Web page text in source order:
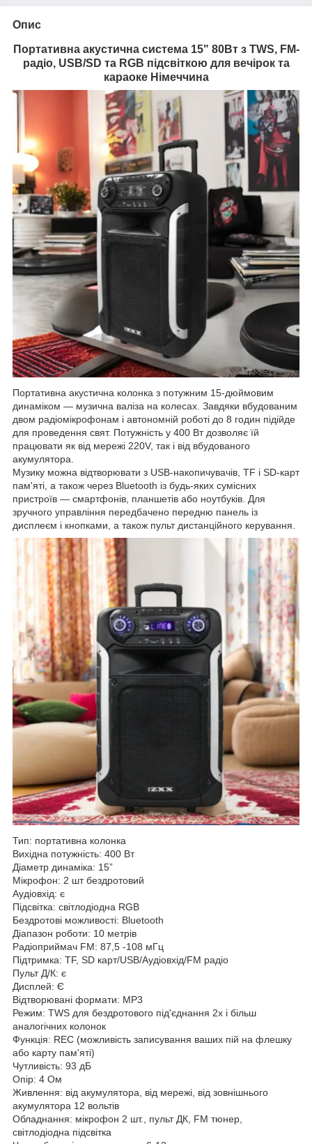
Опис
Портативна акустична система 15" 80Вт з TWS, FM-
радіо, USB/SD та RGB підсвіткою для вечірок та
караоке Німеччина
Портативна акустична колонка з потужним 15-дюймовим
динаміком — музична валіза на колесах. Завдяки вбудованим
двом радіомікрофонам і автономній роботі до 8 годин підійде
для проведення свят. Потужність у 400 Вт дозволяє їй
працювати як від мережі 220V, так і від вбудованого
акумулятора.
Музику можна відтворювати з USB-накопичувачів, TF і SD-карт
пам'яті, а також через Bluetooth із будь-яких сумісних
пристроїв — смартфонів, планшетів або ноутбуків. Для
зручного управління передбачено передню панель із
дисплеєм і кнопками, а також пульт дистанційного керування.
Тип: портативна колонка
Вихідна потужність: 400 Вт
Діаметр динаміка: 15”
Мікрофон: 2 шт бездротовий
Аудіовхід: є
Підсвітка: світлодіодна RGB
Бездротові можливості: Bluetooth
Діапазон роботи: 10 метрів
Радіоприймач FM: 87,5 -108 мГц
Підтримка: TF, SD карт/USB/Аудіовхід/FM радіо
Пульт Д/К: є
Дисплей: Є
Відтворювані формати: MP3
Режим: TWS для бездротового під'єднання 2х і більш
аналогічних колонок
Функція: REC (можливість записування ваших пій на флешку
або карту пам'яті)
Чутливість: 93 дБ
Опір: 4 Ом
Живлення: від акумулятора, від мережі, від зовнішнього
акумулятора 12 вольтів
Обладнання: мікрофон 2 шт., пульт ДК, FM тюнер,
світлодіодна підсвітка